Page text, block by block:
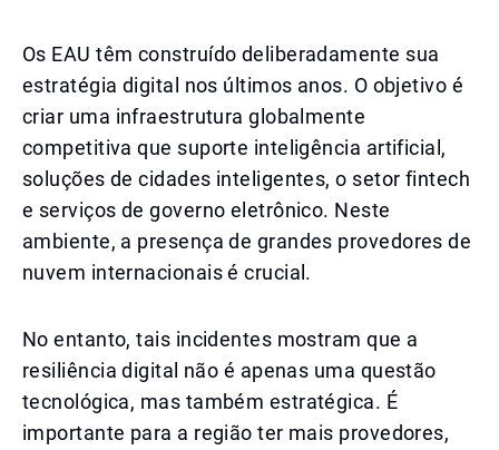
Os EAU têm construído deliberadamente sua
estratégia digital nos últimos anos. O objetivo é
criar uma infraestrutura globalmente
competitiva que suporte inteligência artificial,
soluções de cidades inteligentes, o setor fintech
e serviços de governo eletrônico. Neste
ambiente, a presença de grandes provedores de
nuvem internacionais é crucial.
No entanto, tais incidentes mostram que a
resiliência digital não é apenas uma questão
tecnológica, mas também estratégica. É
importante para a região ter mais provedores,